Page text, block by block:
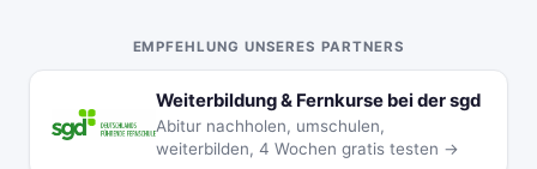
EMPFEHLUNG UNSERES PARTNERS
Weiterbildung & Fernkurse bei der sgd
Abitur nachholen, umschulen,
weiterbilden, 4 Wochen gratis testen →